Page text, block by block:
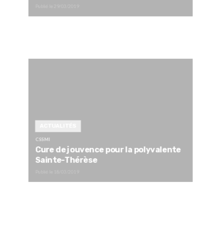
CSSMI
Cure de jouvence pour la polyvalente
Sainte-Thérèse